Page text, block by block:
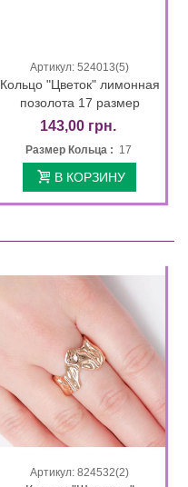
Артикул: 524013(5)
Кольцо "Цветок" лимонная
позолота 17 размер
143,00 грн.
Размер Кольца : 17
В КОРЗИНУ
Артикул: 824532(2)